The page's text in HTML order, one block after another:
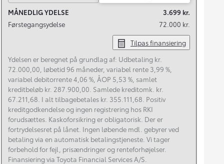
MÅNEDLIG YDELSE
3.699 kr.
Førstegangsydelse
72.000 kr.
Tilpas finansiering
Ydelsen er beregnet på grundlag af: Udbetaling kr.
72.000,00, løbetid 96 måneder, variabel rente 3,99 %,
variabel debitorrente 4,06 %, ÅOP 5,53 %, samlet
kreditbeløb kr. 287.900,00. Samlede kreditomk. kr.
67.211,68. I alt tilbagebetales kr. 355.111,68. Positiv
kreditgodkendelse og ingen registrering hos RKI
forudsættes. Kaskoforsikring er obligatorisk. Der er
fortrydelsesret på lånet. Ingen løbende mdl. gebyrer ved
betaling via en automatisk betalingstjeneste. Vi tager
forbehold for fejl, prisændringer og renteforhøjelser.
Finansiering via Toyota Financial Services A/S.